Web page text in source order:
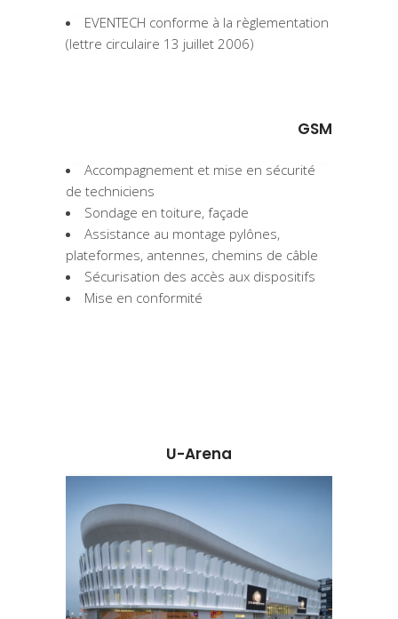
EVENTECH conforme à la règlementation
(lettre circulaire 13 juillet 2006)
GSM
Accompagnement et mise en sécurité
de techniciens
Sondage en toiture, façade
Assistance au montage pylônes,
plateformes, antennes, chemins de câble
Sécurisation des accès aux dispositifs
Mise en conformité
U-Arena